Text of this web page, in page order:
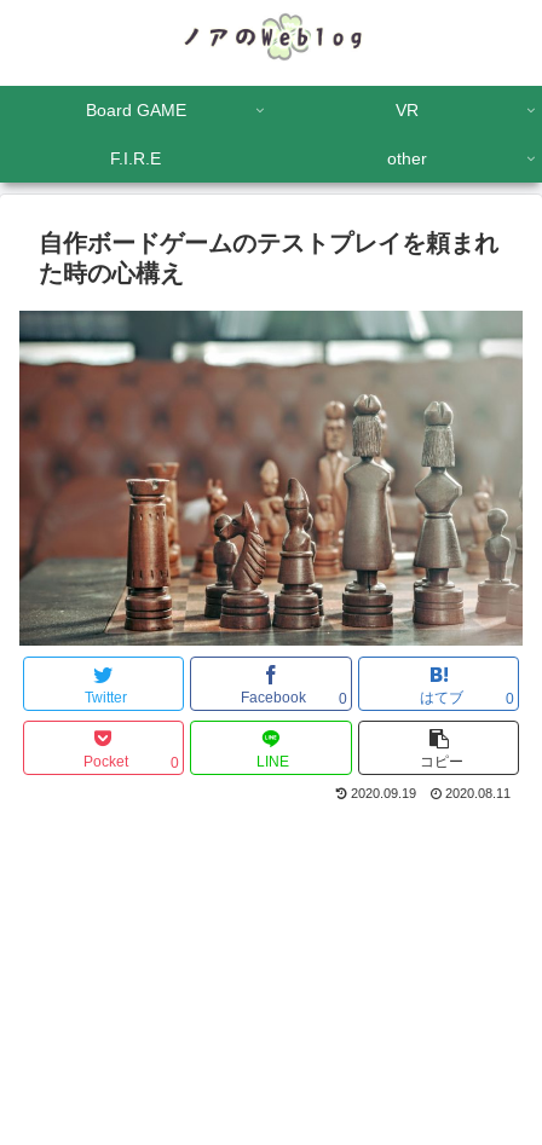
Board GAME VR
F.I.R.E other
自作ボードゲームのテストプレイを頼まれ
た時の心構え
Twitter Facebook 0 はてブ 0
Pocket 0 LINE コピー
2020.09.19 2020.08.11